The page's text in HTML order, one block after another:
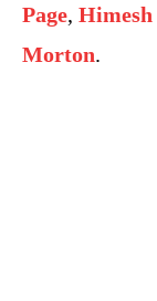
Page, Himesh
Morton.